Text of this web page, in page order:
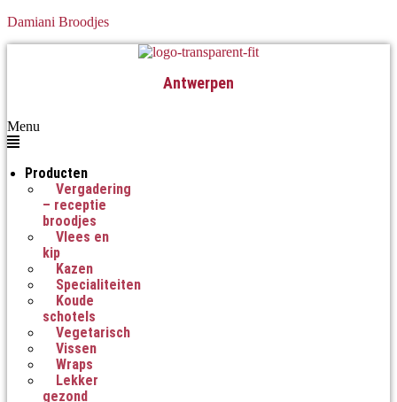
Damiani Broodjes
Antwerpen
Menu
Producten
Vergadering
– receptie
broodjes
Vlees en
kip
Kazen
Specialiteiten
Koude
schotels
Vegetarisch
Vissen
Wraps
Lekker
gezond